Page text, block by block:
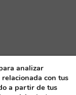
analizar
con tus
a partir de tus